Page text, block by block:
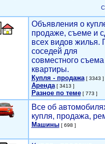
Объявления о
продаже, съеме и
всех видов жилья.
соседей для
совместного съема
квартиры.
Купля - продажа[ 3343 ]
Аренда[ 3413 ]
Разное по теме[ 773 ]
Все об
купля, продажа,
Машины[ 698 ]